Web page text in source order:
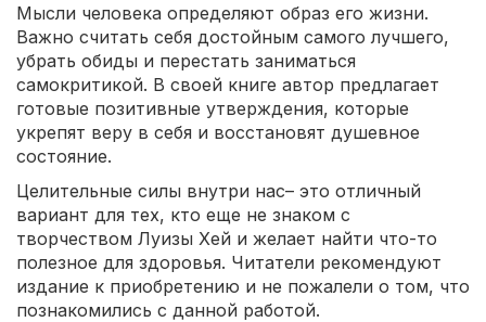
Мысли человека определяют образ его жизни.
Важно считать себя достойным самого лучшего,
убрать обиды и перестать заниматься
самокритикой. В своей книге автор предлагает
готовые позитивные утверждения, которые
укрепят веру в себя и восстановят душевное
состояние.
Целительные силы внутри нас– это отличный
вариант для тех, кто еще не знаком с
творчеством Луизы Хей и желает найти что-то
полезное для здоровья. Читатели рекомендуют
издание к приобретению и не пожалели о том, что
познакомились с данной работой.